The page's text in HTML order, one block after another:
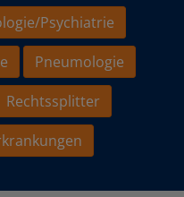
Psychiatrie
Pneumologie
Rechtssplitter